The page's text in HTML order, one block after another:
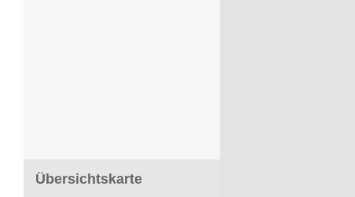
Übersichtskarte